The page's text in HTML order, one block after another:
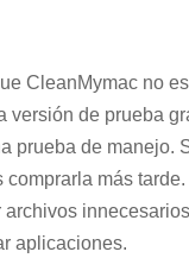
CleanMymac no
versión de prueba
prueba de manejo.
comprarla más
aplicaciones.